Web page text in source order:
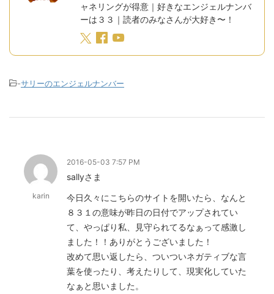
ャネリングが得意｜好きなエンジェルナンバ
ーは３３｜読者のみなさんが大好き〜！
-サリーのエンジェルナンバー
karin
2016-05-03 7:57 PM
sallyさま
今日久々にこちらのサイトを開いたら、なんと
８３１の意味が昨日の日付でアップされてい
て、やっぱり私、見守られてるなぁって感激し
ました！！ありがとうございました！
改めて思い返したら、ついついネガティブな言
葉を使ったり、考えたりして、現実化していた
なぁと思いました。